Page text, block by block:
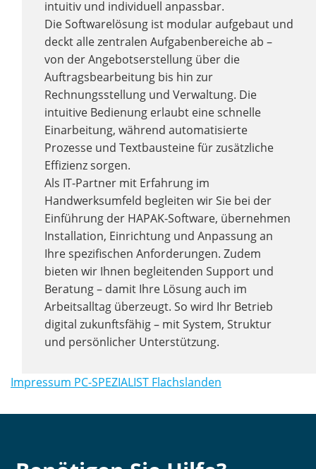
intuitiv und individuell anpassbar.
Die Softwarelösung ist modular aufgebaut und
deckt alle zentralen Aufgabenbereiche ab –
von der Angebotserstellung über die
Auftragsbearbeitung bis hin zur
Rechnungsstellung und Verwaltung. Die
intuitive Bedienung erlaubt eine schnelle
Einarbeitung, während automatisierte
Prozesse und Textbausteine für zusätzliche
Effizienz sorgen.
Als IT-Partner mit Erfahrung im
Handwerksumfeld begleiten wir Sie bei der
Einführung der HAPAK-Software, übernehmen
Installation, Einrichtung und Anpassung an
Ihre spezifischen Anforderungen. Zudem
bieten wir Ihnen begleitenden Support und
Beratung – damit Ihre Lösung auch im
Arbeitsalltag überzeugt. So wird Ihr Betrieb
digital zukunftsfähig – mit System, Struktur
und persönlicher Unterstützung.
Impressum PC-SPEZIALIST Flachslanden